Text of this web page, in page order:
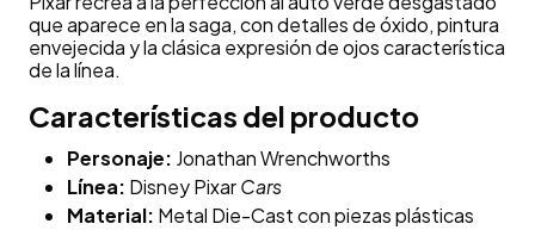
que aparece en la saga, con detalles de óxido, pintura
envejecida y la clásica expresión de ojos característica
de la línea.
Características del producto
Personaje: Jonathan Wrenchworths
Línea: Disney PixarCars
Material: Metal Die-Cast con piezas plásticas